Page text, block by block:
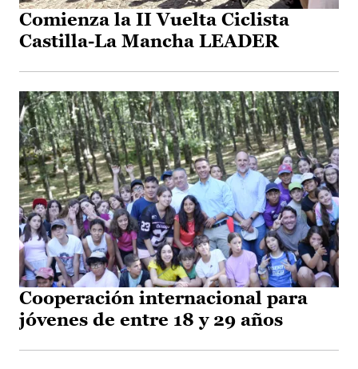
Comienza la II Vuelta Ciclista
Castilla-La Mancha LEADER
Cooperación internacional para
jóvenes de entre 18 y 29 años